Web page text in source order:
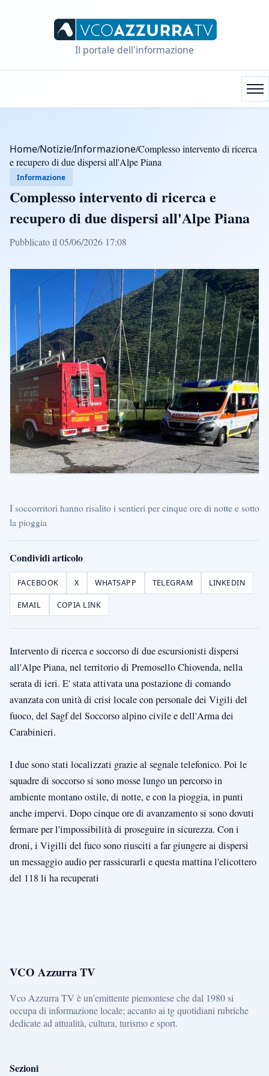
Il portale dell'informazione
Home/Notizie/Informazione/Complesso intervento di ricerca
e recupero di due dispersi all'Alpe Piana
Informazione
Complesso intervento di ricerca e
recupero di due dispersi all'Alpe Piana
Pubblicato il 05/06/2026 17:08
I soccorritori hanno risalito i sentieri per cinque ore di notte e sotto
la pioggia
Condividi articolo
FACEBOOK X WHATSAPP TELEGRAM LINKEDIN
EMAIL COPIA LINK
Intervento di ricerca e soccorso di due escursionisti dispersi
all'Alpe Piana, nel territorio di Premosello Chiovenda, nella
serata di ieri. E' stata attivata una postazione di comando
avanzata con unità di crisi locale con personale dei Vigili del
fuoco, del Sagf del Soccorso alpino civile e dell'Arma dei
Carabinieri.
I due sono stati localizzati grazie al segnale telefonico. Poi le
squadre di soccorso si sono mosse lungo un percorso in
ambiente montano ostile, di notte, e con la pioggia, in punti
anche impervi. Dopo cinque ore di avanzamento si sono dovuti
fermare per l'impossibilità di proseguire in sicurezza. Con i
droni, i Vigilli del fuco sono riusciti a far giungere ai dispersi
un messaggio audio per rassicurarli e questa mattina l'elicottero
del 118 li ha recuperati
VCO Azzurra TV
Vco Azzurra TV è un'emittente piemontese che dal 1980 si
occupa di informazione locale; accanto ai tg quotidiani rubriche
dedicate ad attualità, cultura, turismo e sport.
Sezioni